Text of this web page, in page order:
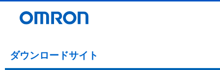
ダウンロードサイト